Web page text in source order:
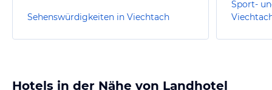
Sehenswürdigkeiten in Viechtach
Sport-
Hotels in der Nähe von Landhotel